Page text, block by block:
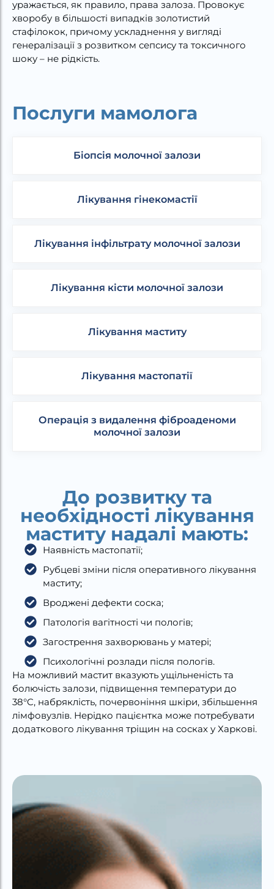
уражається, як правило, права залоза. Провокує
хворобу в більшості випадків золотистий
стафілокок, причому ускладнення у вигляді
генералізації з розвитком сепсису та токсичного
шоку – не рідкість.
Послуги мамолога
Біопсія молочної залози
Лікування гінекомастії
Лікування інфільтрату молочної залози
Лікування кісти молочної залози
Лікування маститу
Лікування мастопатії
Операція з видалення фіброаденоми
молочної залози
До розвитку та
необхідності лікування
маститу надалі мають:
Наявність мастопатії;
Рубцеві зміни після оперативного лікування
маститу;
Вроджені дефекти соска;
Патологія вагітності чи пологів;
Загострення захворювань у матері;
Психологічні розлади після пологів.
На можливий мастит вказують ущільненість та
болючість залози, підвищення температури до
38°C, набряклість, почервоніння шкіри, збільшення
лімфовузлів. Нерідко пацієнтка може потребувати
додаткового лікування тріщин на сосках у Харкові.